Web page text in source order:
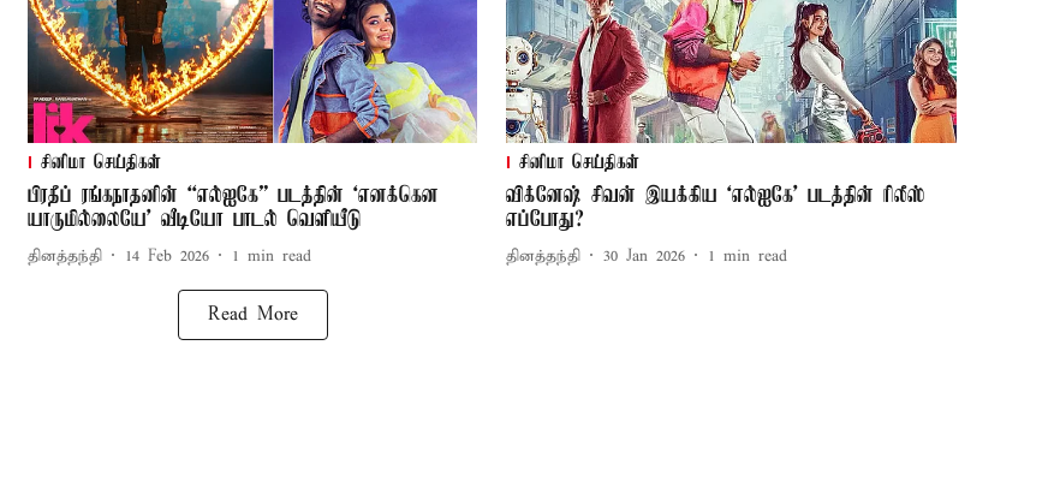
சினிமா செய்திகள்
பிரதீப் ரங்கநாதனின் “எல்ஐகே” படத்தின் ‘எனக்கென
யாருமில்லையே’ வீடியோ பாடல் வெளியீடு
தினத்தந்தி 14 Feb 2026 1 min read
சினிமா செய்திகள்
விக்னேஷ் சிவன் இயக்கிய ‘எல்ஐகே’ படத்தின் ரிலீஸ்
எப்போது?
தினத்தந்தி 30 Jan 2026 1 min read
Read More